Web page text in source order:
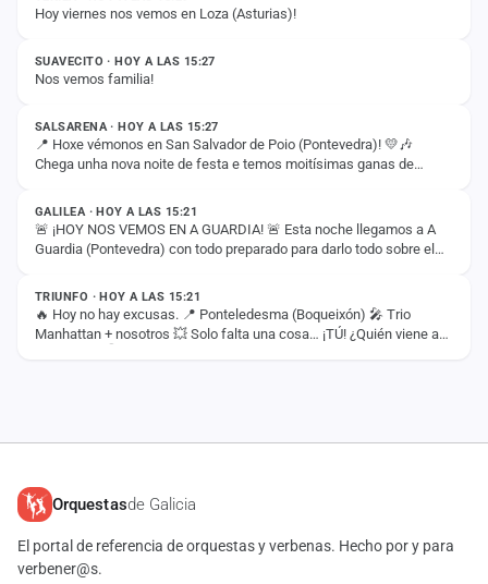
Hoy viernes nos vemos en Loza (Asturias)!
ESTADO
SUAVECITO · HOY A LAS 15:27
Nos vemos familia!
ESTADO
SALSARENA · HOY A LAS 15:27
📍 Hoxe vémonos en San Salvador de Poio (Pontevedra)! 💛🎶
Chega unha nova noite de festa e temos moitísimas ganas de
ESTADO
GALILEA · HOY A LAS 15:21
🚨 ¡HOY NOS VEMOS EN A GUARDIA! 🚨 Esta noche llegamos a A
Guardia (Pontevedra) con todo preparado para darlo todo sobre el
ESTADO
TRIUNFO · HOY A LAS 15:21
🔥 Hoy no hay excusas. 📍 Ponteledesma (Boqueixón) 🎤 Trio
Manhattan + nosotros 💥 Solo falta una cosa… ¡TÚ! ¿Quién viene a
Orquestasde Galicia
El portal de referencia de orquestas y verbenas. Hecho por y para
verbener@s.
cuenta
Administración